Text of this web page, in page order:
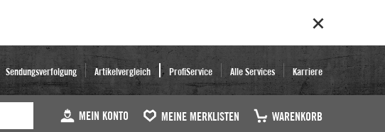
Sendungsverfolgung Artikelvergleich ProfiService Alle Services Karriere
MEIN KONTO MEINE MERKLISTEN WARENKORB